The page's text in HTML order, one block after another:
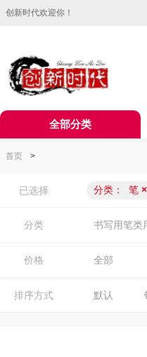
创新时代欢迎你！
全部分类
首页 >
已选择 分类： 笔 ×
分类 书写用笔类
价格 全部
排序方式 默认